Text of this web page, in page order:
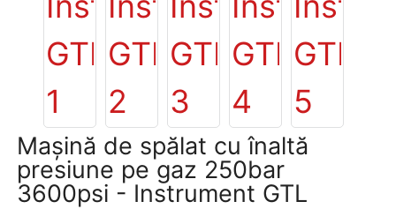
Mașină de spălat cu înaltă
presiune pe gaz 250bar
3600psi - Instrument GTL